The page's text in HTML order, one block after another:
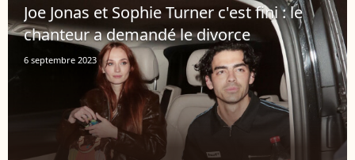
Joe Jonas et Sophie Turner c'est fini : le
chanteur a demandé le divorce
6 septembre 2023